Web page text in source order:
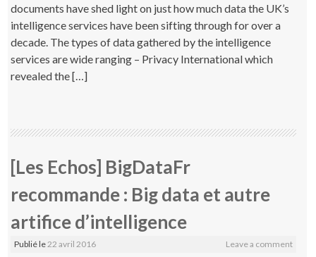
documents have shed light on just how much data the UK’s
intelligence services have been sifting through for over a
decade. The types of data gathered by the intelligence
services are wide ranging – Privacy International which
revealed the […]
[Les Echos] BigDataFr
recommande : Big data et autre
artifice d’intelligence
Publié le 22 avril 2016 Leave a comment